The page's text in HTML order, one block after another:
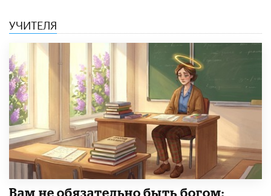
УЧИТЕЛЯ
​Вам не обязательно быть богом: